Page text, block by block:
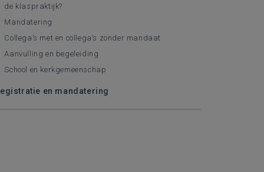
de klaspraktijk?
Mandatering
Collega’s met en collega’s zonder mandaat
Aanvulling en begeleiding
School en kerkgemeenschap
en mandatering